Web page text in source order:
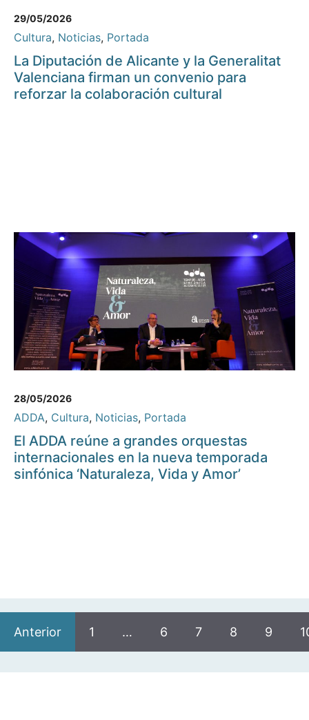
29/05/2026
Cultura, Noticias, Portada
La Diputación de Alicante y la Generalitat
Valenciana firman un convenio para
reforzar la colaboración cultural
28/05/2026
ADDA, Cultura, Noticias, Portada
El ADDA reúne a grandes orquestas
internacionales en la nueva temporada
sinfónica ‘Naturaleza, Vida y Amor’
Anterior 1 … 6 7 8 9